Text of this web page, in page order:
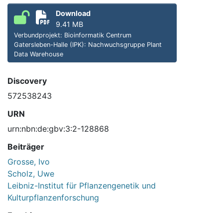
Download
9.41 MB
Verbundprojekt: Bioinformatik Centrum
Gatersleben-Halle (IPK): Nachwuchsgruppe Plant
Data Warehouse
Discovery
572538243
URN
urn:nbn:de:gbv:3:2-128868
Beiträger
Grosse, Ivo
Scholz, Uwe
Leibniz-Institut für Pflanzengenetik und
Kulturpflanzenforschung